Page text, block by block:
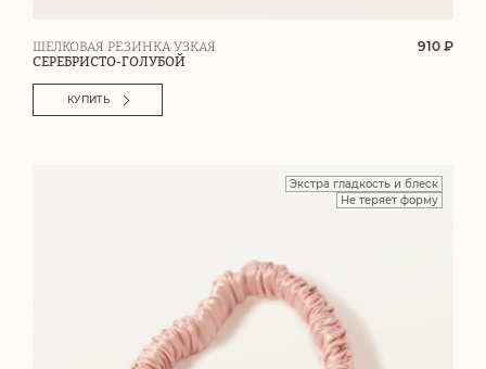
ШЕЛКОВАЯ РЕЗИНКА УЗКАЯ
СЕРЕБРИСТО-ГОЛУБОЙ
910 ₽
КУПИТЬ
Экстра гладкость и блеск
Не теряет форму